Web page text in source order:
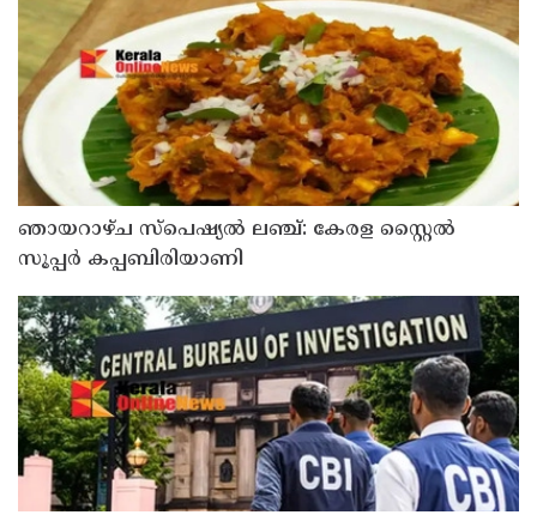
ട്രാക്ക് കോടതി
ഞായറാഴ്ച സ്പെഷ്യൽ ലഞ്ച്: കേരള സ്റ്റൈൽ
സൂപ്പർ കപ്പബിരിയാണി